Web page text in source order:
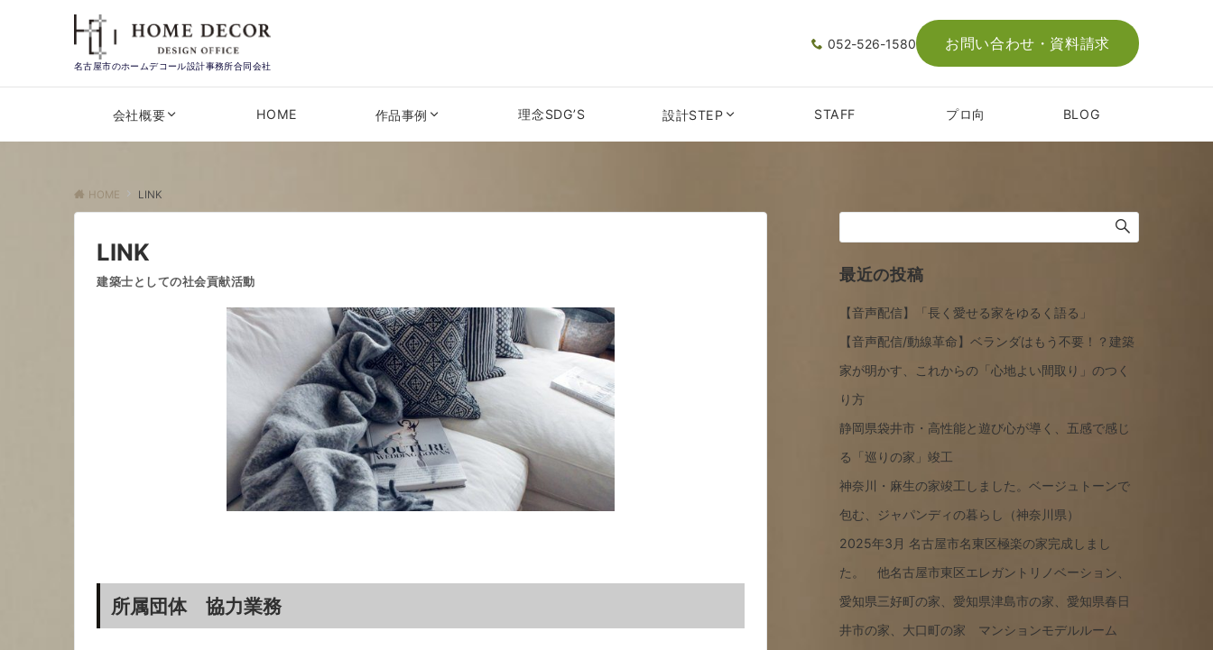
名古屋市のホームデコール設計事務所合同会社
052-526-1580 お問い合わせ・資料請求
会社概要 HOME 作品事例 理念SDG’S 設計STEP STAFF プロ向 BLOG
HOME LINK
LINK
建築士としての社会貢献活動
所属団体 協力業務
最近の投稿
【音声配信】「長く愛せる家をゆるく語る」
【音声配信/動線革命】ベランダはもう不要！？建築
家が明かす、これからの「心地よい間取り」のつく
り方
静岡県袋井市・高性能と遊び心が導く、五感で感じ
る「巡りの家」竣工
神奈川・麻生の家竣工しました。ベージュトーンで
包む、ジャパンディの暮らし（神奈川県）
2025年3月 名古屋市名東区極楽の家完成しまし
た。 他名古屋市東区エレガントリノベーション、
愛知県三好町の家、愛知県津島市の家、愛知県春日
井市の家、大口町の家 マンションモデルルーム